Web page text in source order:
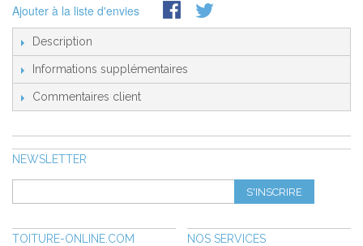
Ajouter à la liste d'envies
Description
Informations supplémentaires
Commentaires client
NEWSLETTER
S'INSCRIRE
TOITURE-ONLINE.COM NOS SERVICES